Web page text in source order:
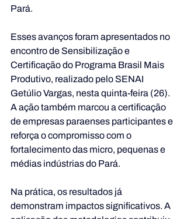
Pará.
Esses avanços foram apresentados no
encontro de Sensibilização e
Certificação do Programa Brasil Mais
Produtivo, realizado pelo SENAI
Getúlio Vargas, nesta quinta-feira (26).
A ação também marcou a certificação
de empresas paraenses participantes e
reforça o compromisso com o
fortalecimento das micro, pequenas e
médias indústrias do Pará.
Na prática, os resultados já
demonstram impactos significativos. A